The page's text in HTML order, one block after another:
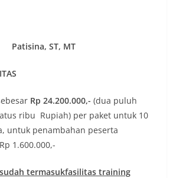
Patisina, ST, MT
Rp 24.200.000,- (dua puluh
ribu Rupiah) per paket untuk 10
untuk penambahan peserta
1.600.000,-
sudah termasukfasilitas training